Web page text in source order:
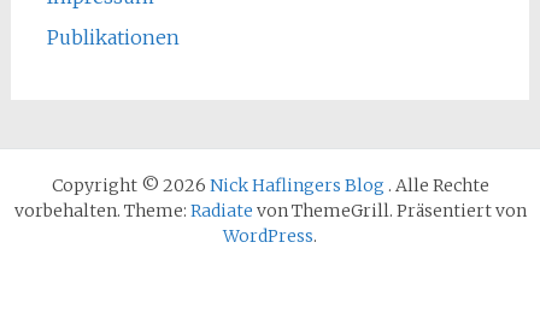
Publikationen
Copyright © 2026 Nick Haflingers Blog . Alle Rechte
vorbehalten. Theme: Radiate von ThemeGrill. Präsentiert von
WordPress.